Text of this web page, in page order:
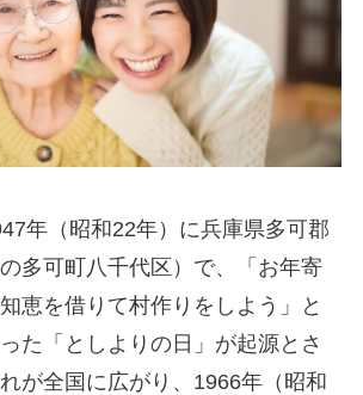
年（昭和22年）に兵庫県多可郡
多可町八千代区）で、「お年寄
恵を借りて村作りをしよう」と
た「としよりの日」が起源とさ
が全国に広がり、1966年（昭和